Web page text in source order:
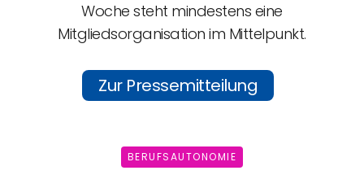
Woche steht mindestens eine
Mitgliedsorganisation im Mittelpunkt.
Zur Pressemitteilung
BERUFSAUTONOMIE